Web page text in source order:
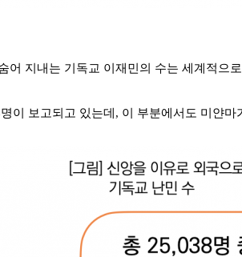
지내는 기독교 이재민의 수는 세계적으
이 보고되고 있는데, 이 부분에서도 미얀